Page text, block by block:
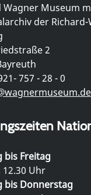
Wagner Museum
der Richard-
2
757 - 28 - 0
bis Freitag
12.30 Uhr
bis Donnerstag